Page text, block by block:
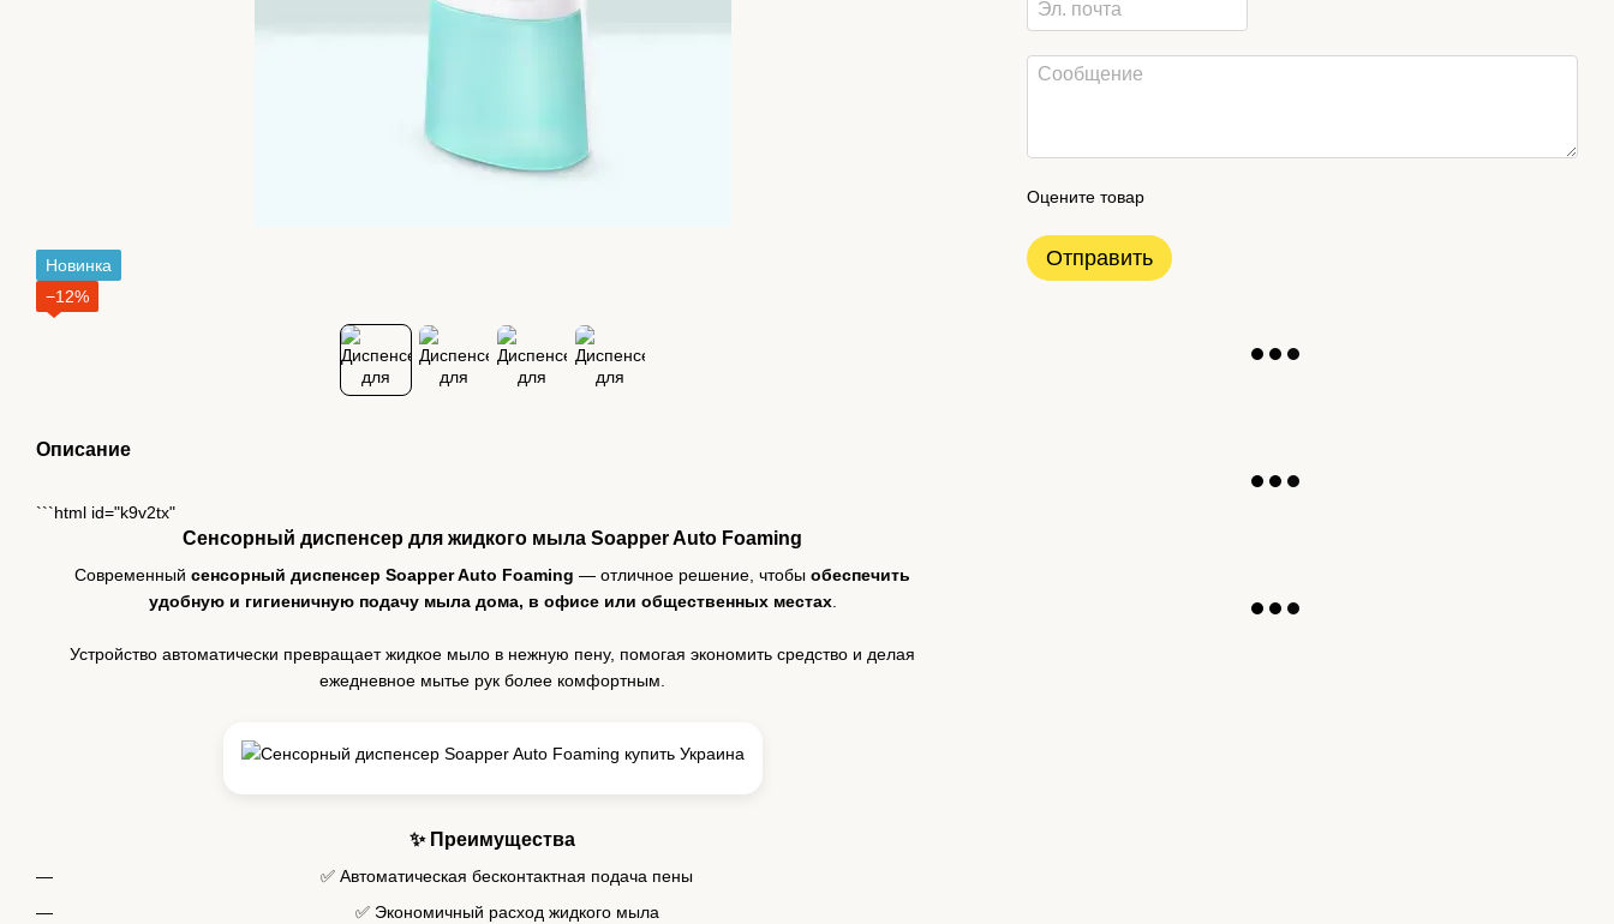
Новинка
−12%
Описание
```html id="k9v2tx"
Сенсорный диспенсер для жидкого мыла Soapper Auto Foaming
Современныйсенсорный диспенсер Soapper Auto Foaming — отличное решение, чтобыобеспечить
удобную и гигиеничную подачу мыла дома, в офисе или общественных местах.
Устройство автоматически превращает жидкое мыло в нежную пену, помогая экономить средство и делая
ежедневное мытье рук более комфортным.
✨ Преимущества
✅ Автоматическая бесконтактная подача пены
✅ Экономичный расход жидкого мыла
Оцените товар
Отправить